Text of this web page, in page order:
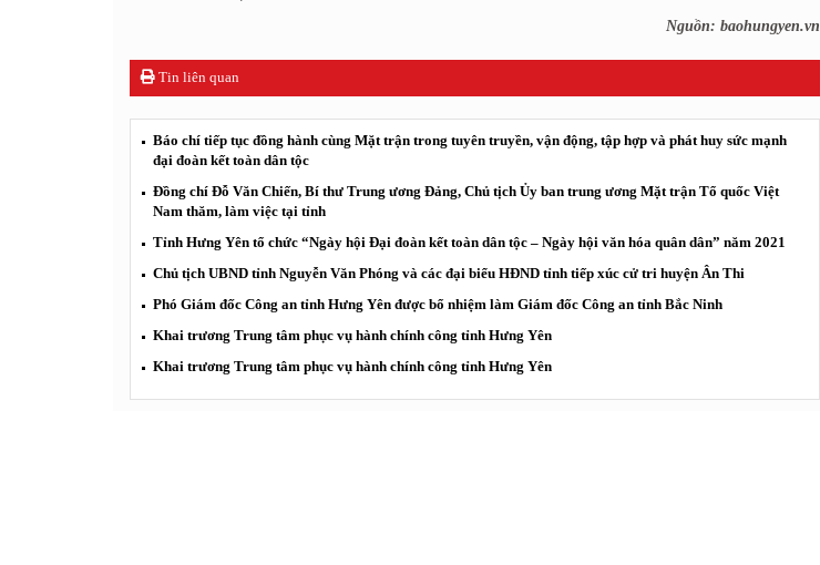
Nguồn: baohungyen.vn
Tin liên quan
Báo chí tiếp tục đồng hành cùng Mặt trận trong tuyên truyền, vận động, tập hợp và phát huy sức mạnh
đại đoàn kết toàn dân tộc
Đồng chí Đỗ Văn Chiến, Bí thư Trung ương Đảng, Chủ tịch Ủy ban trung ương Mặt trận Tổ quốc Việt
Nam thăm, làm việc tại tỉnh
Tỉnh Hưng Yên tổ chức “Ngày hội Đại đoàn kết toàn dân tộc – Ngày hội văn hóa quân dân” năm 2021
Chủ tịch UBND tỉnh Nguyễn Văn Phóng và các đại biểu HĐND tỉnh tiếp xúc cử tri huyện Ân Thi
Phó Giám đốc Công an tỉnh Hưng Yên được bổ nhiệm làm Giám đốc Công an tỉnh Bắc Ninh
Khai trương Trung tâm phục vụ hành chính công tỉnh Hưng Yên
Khai trương Trung tâm phục vụ hành chính công tỉnh Hưng Yên